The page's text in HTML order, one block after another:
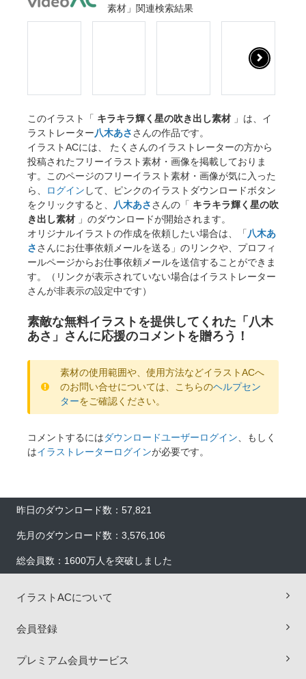
素材」関連検索結果
このイラスト「 キラキラ輝く星の吹き出し素材 」は、イ
ラストレーター八木あささんの作品です。
イラストACには、 たくさんのイラストレーターの方から
投稿されたフリーイラスト素材・画像を掲載しておりま
す。このページのフリーイラスト素材・画像が気に入った
ら、
ログイン して、ピンクのイラストダウンロードボタン
をクリックすると、
八木あささんの「 キラキラ輝く星の吹
き出し素材 」のダウンロードが開始されます。
オリジナルイラストの作成を依頼したい場合は、「 八木あ
ささんにお仕事依頼メールを送る」のリンクや、プロフィ
ールページからお仕事依頼メールを送信することができま
す。（リンクが表示されていない場合はイラストレーター
さんが非表示の設定中です）
素敵な無料イラストを提供してくれた「八木
あさ」さんに応援のコメントを贈ろう！
素材の使用範囲や、使用方法などイラストACへ
のお問い合せについては、こちらのヘルプセン
ターをご確認ください。
コメントするにはダウンロードユーザーログイン 、もしく
はイラストレーターログインが必要です。
昨日のダウンロード数：57,821
先月のダウンロード数：3,576,106
総会員数：1600万人を突破しました
イラストACについて
会員登録
プレミアム会員サービス